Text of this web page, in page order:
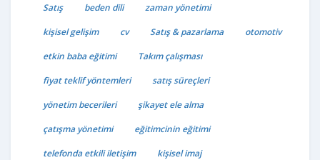
Satış
beden dili
zaman yönetimi
kişisel gelişim
cv Satış & pazarlama
otomotiv
etkin baba eğitimi
Takım çalışması
fiyat teklif yöntemleri
satış süreçleri
yönetim becerileri
şikayet ele alma
çatışma yönetimi
eğitimcinin eğitimi
telefonda etkili iletişim
kişisel imaj